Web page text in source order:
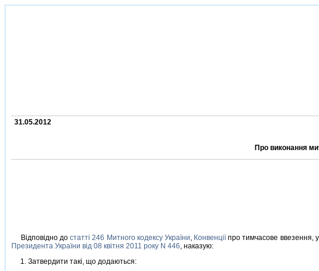
31.05.2012
Про виконання
Вiдповiдно достаттi 246 Митного кодексу України, Конвенцiїпро тимчасове ввезення,
Президента України вiд 08 квiтня 2011 року N 446, наказую:
1. Затвердити такi, що додаються: